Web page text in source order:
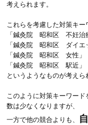
考えられます。
これらを考慮した対策キー
「鍼灸院 昭和区 不妊治
「鍼灸院 昭和区 ダイエ
「鍼灸院 昭和区 女性」
「鍼灸院 昭和区 駅近」
というようなものが考えら
このように対策キーワー
数は少なくなりますが、
一方で他の競合よりも、